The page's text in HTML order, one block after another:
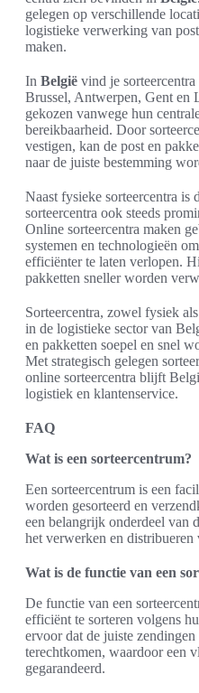
gelegen op verschillende
logistieke verwerking van
maken.
In België vind je
Brussel, Antwerpen, Gent en
gekozen vanwege hun
bereikbaarheid. Door
vestigen, kan de post en
naar de juiste bestemming
Naast fysieke sorteercentra is
sorteercentra ook steeds
Online sorteercentra maken
systemen en technologieën
efficiënter te laten verlopen.
pakketten sneller worden
Sorteercentra, zowel fysiek
in de logistieke sector van
en pakketten soepel en snel
Met strategisch gelegen
online sorteercentra blijft
logistiek en klantenservice.
FAQ
Wat is een sorteercentrum?
Een sorteercentrum is een
worden gesorteerd en
een belangrijk onderdeel van
het verwerken en distribueren
Wat is de functie van een
De functie van een
efficiënt te sorteren volgens
ervoor dat de juiste
terechtkomen, waardoor een
gegarandeerd.